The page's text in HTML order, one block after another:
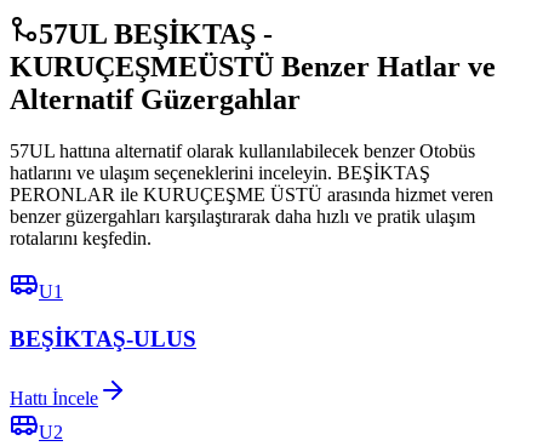
57UL BEŞİKTAŞ -
KURUÇEŞMEÜSTÜ Benzer Hatlar ve
Alternatif Güzergahlar
57UL hattına alternatif olarak kullanılabilecek benzer Otobüs
hatlarını ve ulaşım seçeneklerini inceleyin. BEŞİKTAŞ
PERONLAR ile KURUÇEŞME ÜSTÜ arasında hizmet veren
benzer güzergahları karşılaştırarak daha hızlı ve pratik ulaşım
rotalarını keşfedin.
U1
BEŞİKTAŞ-ULUS
Hattı İncele
U2